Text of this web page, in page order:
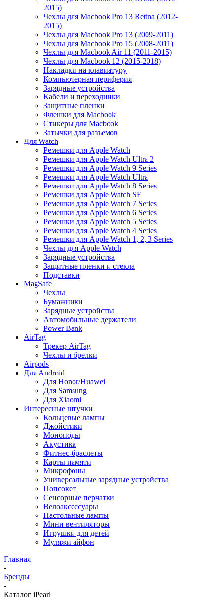
2015)
Чехлы для Macbook Pro 13 Retina (2012-
2015)
Чехлы для Macbook Pro 13 (2009-2011)
Чехлы для Macbook Pro 15 (2008-2011)
Чехлы для Macbook Air 11 (2011-2015)
Чехлы для Macbook 12 (2015-2018)
Накладки на клавиатуру
Компьютерная периферия
Зарядные устройства
Кабели и переходники
Защитные пленки
Флешки для Macbook
Стикеры для Macbook
Затычки для разъемов
Для Watch
Ремешки для Apple Watch
Ремешки для Apple Watch Ultra 2
Ремешки для Apple Watch 9 Series
Ремешки для Apple Watch Ultra
Ремешки для Apple Watch 8 Series
Ремешки для Apple Watch SE
Ремешки для Apple Watch 7 Series
Ремешки для Apple Watch 6 Series
Ремешки для Apple Watch 5 Series
Ремешки для Apple Watch 4 Series
Ремешки для Apple Watch 1, 2, 3 Series
Чехлы для Apple Watch
Зарядные устройства
Защитные пленки и стекла
Подставки
MagSafe
Чехлы
Бумажники
Зарядные устройства
Автомобильные держатели
Power Bank
AirTag
Трекер AirTag
Чехлы и брелки
Airpods
Для Android
Для Honor/Huawei
Для Samsung
Для Xiaomi
Интересные штучки
Кольцевые лампы
Джойстики
Моноподы
Акустика
Фитнес-браслеты
Карты памяти
Микрофоны
Универсальные зарядные устройства
Попсокет
Сенсорные перчатки
Велоаксессуары
Настольные лампы
Мини вентиляторы
Игрушки для детей
Муляжи айфон
Главная
-
Бренды
-
Каталог iPearl